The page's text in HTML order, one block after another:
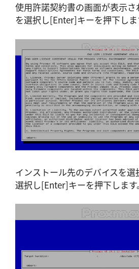
使用許諾契約書の画面が表示
を選択し[Enter]キーを押下しま
インストール先のデバイスを
選択し[Enter]キーを押下します。